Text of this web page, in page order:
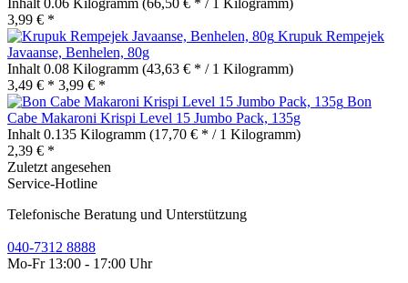
3,99 € *
Krupuk Rempejek
Javaanse, Benhelen, 80g
Inhalt 0.08 Kilogramm (43,63 € * / 1 Kilogramm)
3,49 € * 3,99 € *
Bon
Cabe Makaroni Krispi Level 15 Jumbo Pack, 135g
Inhalt 0.135 Kilogramm (17,70 € * / 1 Kilogramm)
2,39 € *
Zuletzt angesehen
Service-Hotline
Telefonische Beratung und Unterstützung
040-7312 8888
Mo-Fr 13:00 - 17:00 Uhr